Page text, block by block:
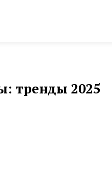
тренды 2025